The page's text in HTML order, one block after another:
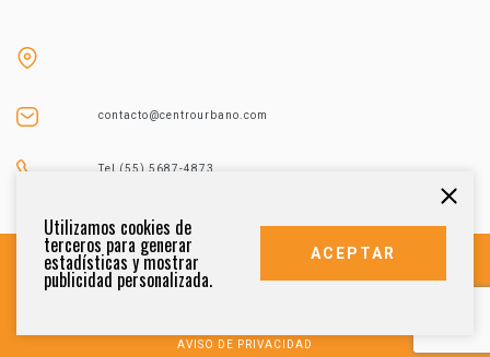
contacto@centrourbano.com
Tel (55) 5687-4873
AVISO DE PRIVACIDAD
Utilizamos cookies de
terceros para generar
estadísticas y mostrar
publicidad personalizada.
ACEPTAR